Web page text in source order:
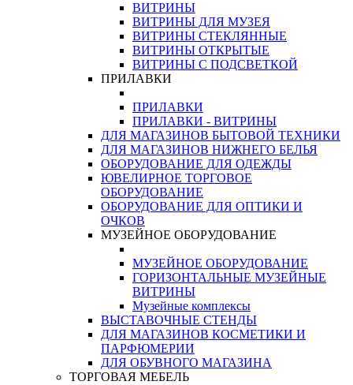
ВИТРИНЫ
ВИТРИНЫ ДЛЯ МУЗЕЯ
ВИТРИНЫ СТЕКЛЯННЫЕ
ВИТРИНЫ ОТКРЫТЫЕ
ВИТРИНЫ С ПОДСВЕТКОЙ
ПРИЛАВКИ
ПРИЛАВКИ
ПРИЛАВКИ - ВИТРИНЫ
ДЛЯ МАГАЗИНОВ БЫТОВОЙ ТЕХНИКИ
ДЛЯ МАГАЗИНОВ НИЖНЕГО БЕЛЬЯ
ОБОРУДОВАНИЕ ДЛЯ ОДЕЖДЫ
ЮВЕЛИРНОЕ ТОРГОВОЕ
ОБОРУДОВАНИЕ
ОБОРУДОВАНИЕ ДЛЯ ОПТИКИ И
ОЧКОВ
МУЗЕЙНОЕ ОБОРУДОВАНИЕ
МУЗЕЙНОЕ ОБОРУДОВАНИЕ
ГОРИЗОНТАЛЬНЫЕ МУЗЕЙНЫЕ
ВИТРИНЫ
Музейные комплексы
ВЫСТАВОЧНЫЕ СТЕНДЫ
ДЛЯ МАГАЗИНОВ КОСМЕТИКИ И
ПАРФЮМЕРИИ
ДЛЯ ОБУВНОГО МАГАЗИНА
ТОРГОВАЯ МЕБЕЛЬ